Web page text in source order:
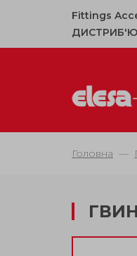
Fittings
Головна